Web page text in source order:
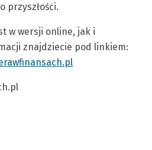
przyszłości.
w wersji online, jak i
znajdziecie pod linkiem: